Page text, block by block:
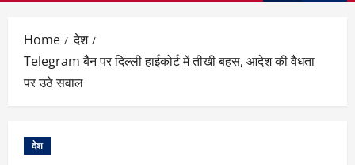
Home
देश
Telegram बैन पर दिल्ली हाईकोर्ट में तीखी बहस, आदेश की वैधता
पर उठे सवाल
देश